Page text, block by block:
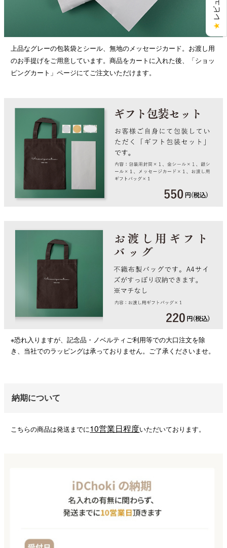
上品なグレーの包装袋とシール、無地のメッセージカード。お渡し用
のお手提げをご用意しています。商品をカートに入れた後、「ショッ
ピングカート」ページにてご注文いただけます。
※恐れ入りますが、記念品・ノベルティご利用等での大口注文を除
き、当社でのラッピングは承っておりません。ご了承くださいませ。
納期について
こちらの商品は発送までに10営業日程度いただいております。
★